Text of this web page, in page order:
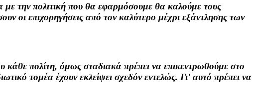
με την πολιτική που θα εφαρμόσουμε θα καλούμε τους
οι επιχορηγήσεις από τον καλύτερο μέχρι εξάντλησης των
κάθε πολίτη, όμως σταδιακά πρέπει να επικεντρωθούμε στο
τομέα έχουν εκλείψει σχεδόν εντελώς. Γι' αυτό πρέπει να